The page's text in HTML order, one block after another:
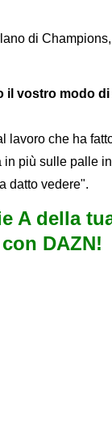
di
il vostro modo
lavoro che ha
in più sulle palle
datto vedere".
A della
DAZN!